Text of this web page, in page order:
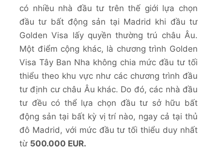
có nhiều nhà đầu tư trên thế giới lựa chọn
đầu tư bất động sản tại Madrid khi đầu tư
Golden Visa lấy quyền thường trú châu Âu.
Một điểm cộng khác, là chương trình Golden
Visa Tây Ban Nha không chia mức đầu tư tối
thiểu theo khu vực như các chương trình đầu
tư định cư châu Âu khác. Do đó, các nhà đầu
tư đều có thể lựa chọn đầu tư sở hữu bất
động sản tại bất kỳ vị trí nào, ngay cả tại thủ
đô Madrid, với mức đầu tư tối thiểu duy nhất
từ 500.000 EUR.